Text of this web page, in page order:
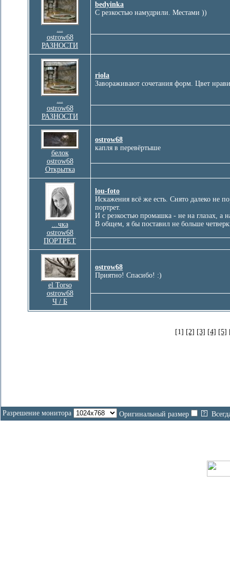
...
ostrow68
РАЗНОСТИ
bedyinka
С резкостью намудрили. Местами ))
...
ostrow68
РАЗНОСТИ
riola
Завораживают сочетания форм. Цвет
белок
ostrow68
Открытка
ostrow68
капля в перевёртыше
...чка
ostrow68
ПОРТРЕТ
lou-foto
Искажения всё же есть. Снято далеко не
портрет.
И с резкостью промашка - не на глазах, а
В общем, я бы поставил не больше
el Torso
ostrow68
Ч / Б
ostrow68
Приятно! Спасибо! :)
[1] [2] [3] [4] [5]
Разрешение монитора Оригинальный размер